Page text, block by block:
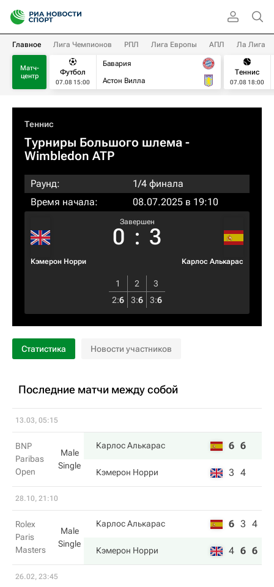
Главное Лига Чемпионов РПЛ Лига Европы АПЛ Ла Лига
Матч-
центр
Футбол
07.08 15:00
Бавария
Астон Вилла
Теннис
07.08 18:00
Теннис
Турниры Большого шлема -
Wimbledon ATP
Раунд:
1/4 финала
Время начала:
08.07.2025 в 19:10
Кэмерон Норри
Завершен
0 : 3
Карлос Алькарас
1 2
3
2:6 3:6 3:6
Статистика Новости участников
Последние матчи между собой
13.03, 05:15
BNP
Paribas
Open
Male
Single
Карлос Алькарас 6 6
Кэмерон Норри 3 4
28.10, 21:10
Rolex
Paris
Masters
Male
Single
Карлос Алькарас 6 3 4
Кэмерон Норри 4 6 6
26.02, 23:45